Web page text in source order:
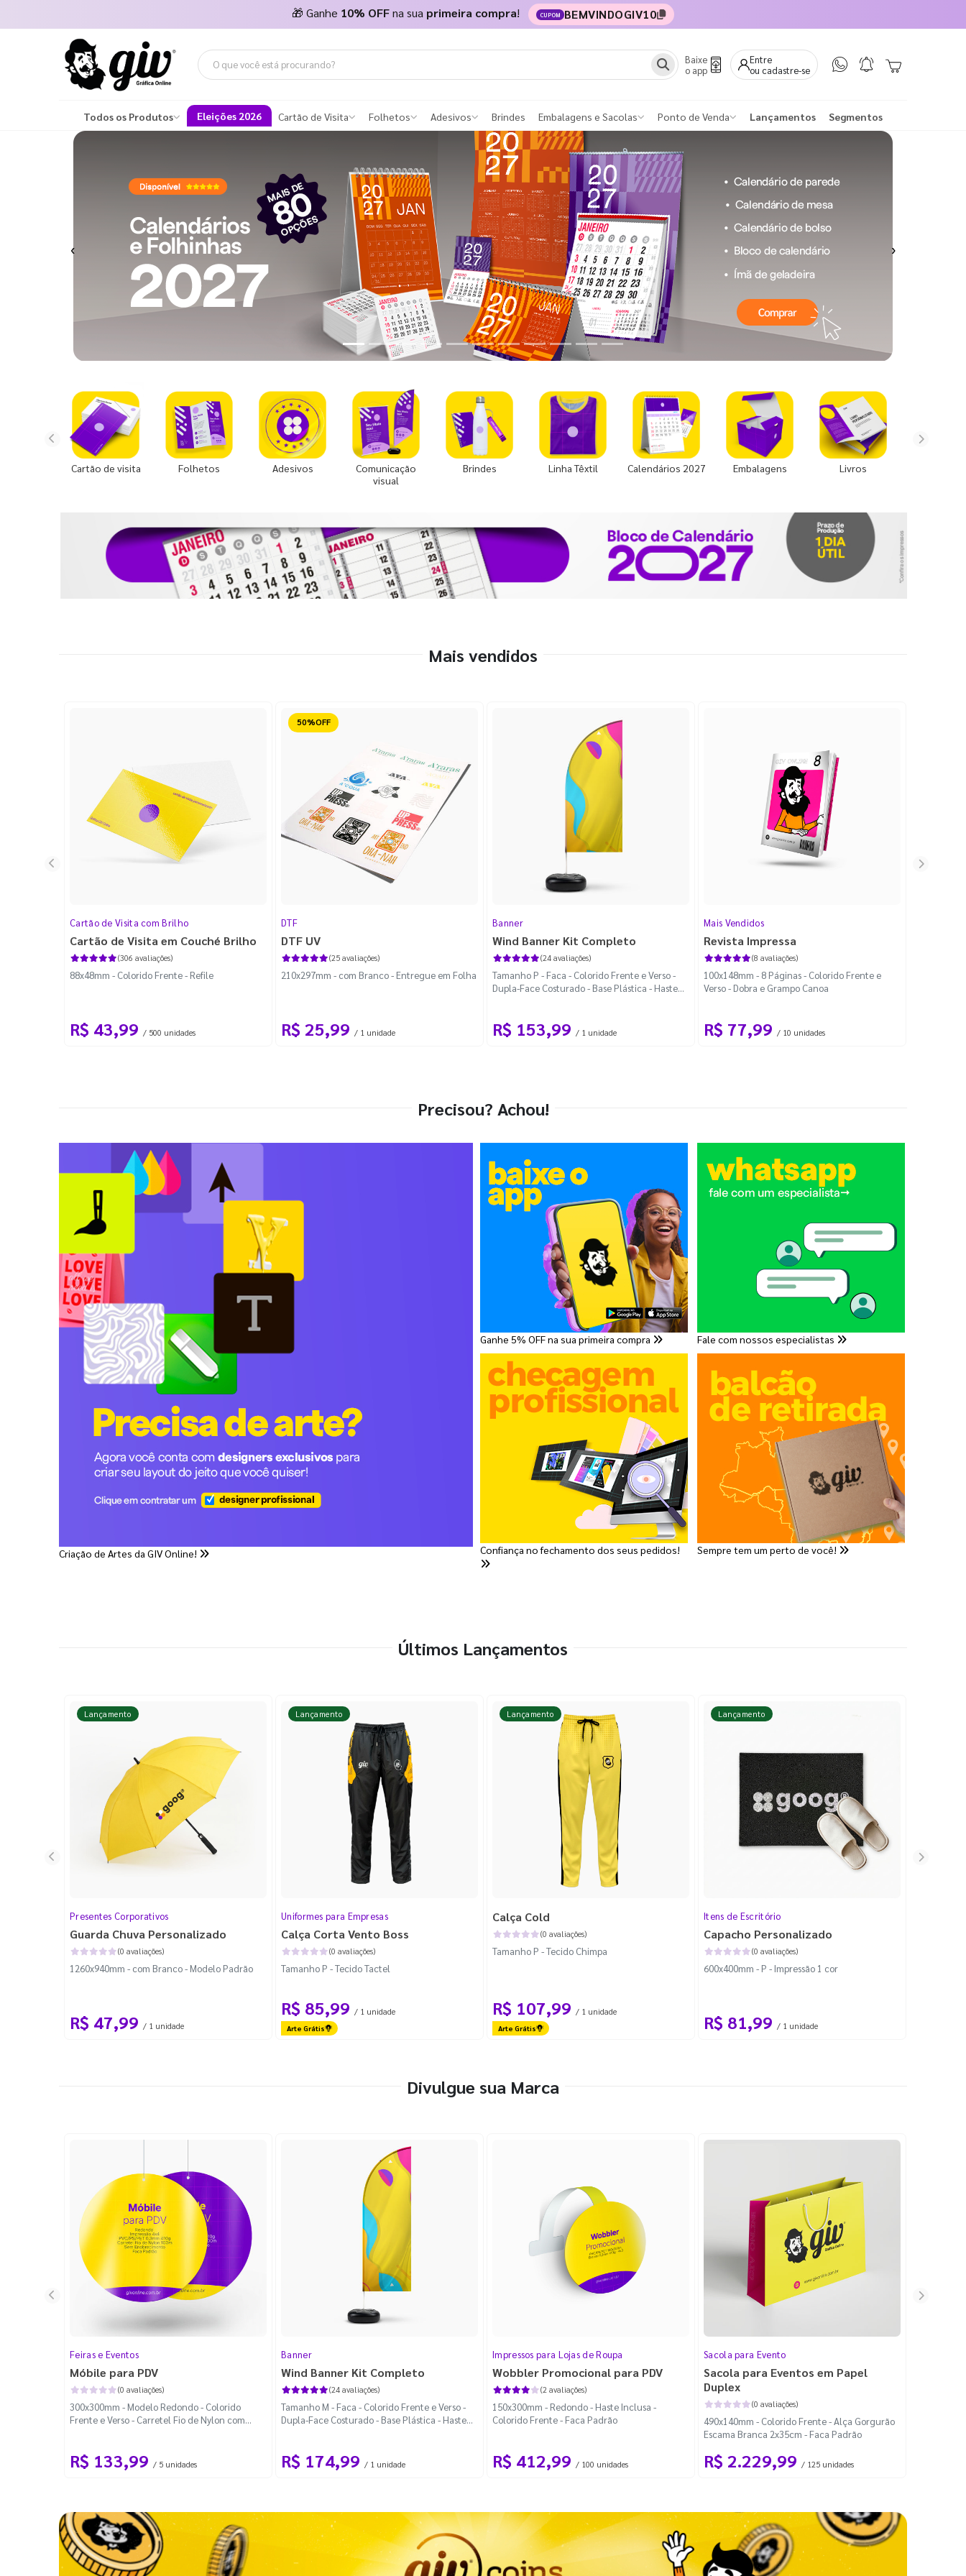
🎁 Ganhe 10% OFFna sua primeira compra! CUPOM BEMVINDOGIV10
Baixe
o app
Entre
ou cadastre-se
Todos os Produtos Eleições 2026 Cartão de Visita Folhetos Adesivos Brindes Embalagens e Sacolas Ponto de Venda Lançamentos Segmentos
Previous Next
Cartão de visita Folhetos Adesivos
Comunicação
visual
Brindes Linha Têxtil Calendários 2027 Embalagens Livros
Mais vendidos
Cartão de Visita com Brilho
Cartão de Visita em Couché Brilho
(306 avaliações)
88x48mm - Colorido Frente - Refile
R$ 43,99 / 500 unidades
Reduzido
DTF
DTF UV
(25 avaliações)
210x297mm - com Branco - Entregue em Folha
R$ 25,99 / 1 unidade
Banner
Wind Banner Kit Completo
(24 avaliações)
Tamanho P - Faca - Colorido Frente e Verso -
Dupla-Face Costurado - Base Plástica - Haste
R$ 153,99 / 1 unidade
Mais Vendidos
Revista Impressa
(8 avaliações)
100x148mm - 8 Páginas - Colorido Frente e
Verso - Dobra e Grampo Canoa
R$ 77,99 / 10 unidades
Precisou? Achou!
Criação de Artes da GIV Online!
Ganhe 5% OFF na sua primeira compra
Confiança no fechamento dos seus pedidos!
Fale com nossos especialistas
Sempre tem um perto de você!
Últimos Lançamentos
Lançamento
Presentes Corporativos
Guarda Chuva Personalizado
(0 avaliações)
1260x940mm - com Branco - Modelo Padrão
R$ 47,99 / 1 unidade
Lançamento
Uniformes para Empresas
Calça Corta Vento Boss
(0 avaliações)
Tamanho P - Tecido Tactel
R$ 85,99 / 1 unidade
Arte Grátis
Lançamento
Calça Cold
(0 avaliações)
Tamanho P - Tecido Chimpa
R$ 107,99 / 1 unidade
Arte Grátis
Lançamento
Itens de Escritório
Capacho Personalizado
(0 avaliações)
600x400mm - P - Impressão 1 cor
R$ 81,99 / 1 unidade
Divulgue sua Marca
Feiras e Eventos
Móbile para PDV
(0 avaliações)
300x300mm - Modelo Redondo - Colorido
Frente e Verso - Carretel Fio de Nylon com
R$ 133,99 / 5 unidades
Banner
Wind Banner Kit Completo
(24 avaliações)
Tamanho M - Faca - Colorido Frente e Verso -
Dupla-Face Costurado - Base Plástica - Haste
R$ 174,99 / 1 unidade
Impressos para Lojas de Roupa
Wobbler Promocional para PDV
(2 avaliações)
150x300mm - Redondo - Haste Inclusa -
Colorido Frente - Faca Padrão
R$ 412,99 / 100 unidades
Sacola para Evento
Sacola para Eventos em Papel
Duplex
(0 avaliações)
490x140mm - Colorido Frente - Alça Gorgurão
Escama Branca 2x35cm - Faca Padrão
R$ 2.229,99 / 125 unidades